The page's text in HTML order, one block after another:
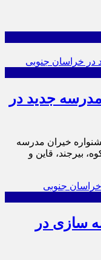
امضای تفاهم نامه ساخت ۵ مدرسه جدید در
خیران مدرسه
بیرجند، قاین و
سازی در